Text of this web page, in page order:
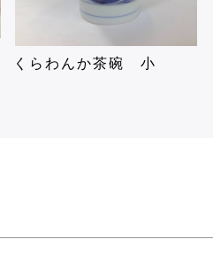
くらわんか茶碗 小